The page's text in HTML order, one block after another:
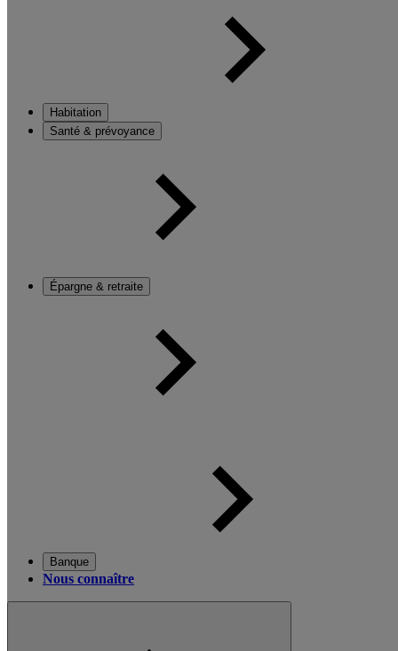
Habitation
Santé & prévoyance
Épargne & retraite
Banque
Nous connaître